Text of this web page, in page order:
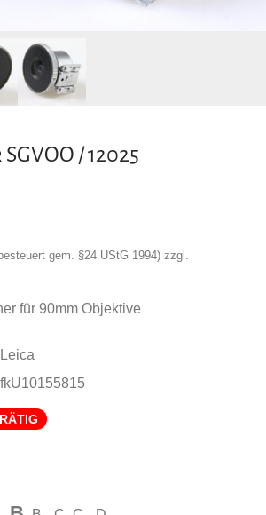
/ 12025
gem. §24 UStG 1994) zzgl.
für 90mm Objektive
Leica
fkU10155815